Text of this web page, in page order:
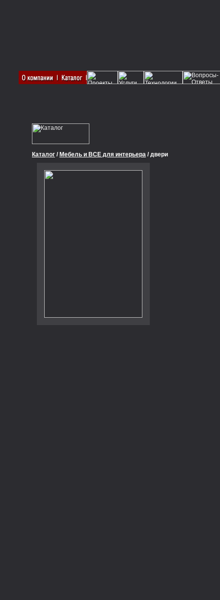
Каталог / Мебель и ВСЕ для интерьера / двери